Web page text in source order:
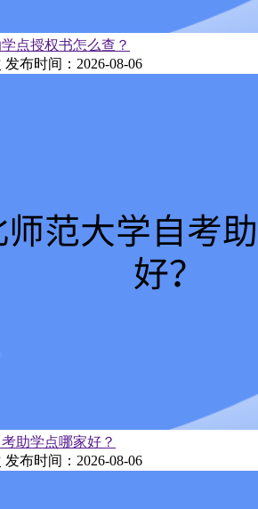
点授权书怎么查？
发布时间：2026-08-06
助学点哪家好？
发布时间：2026-08-06